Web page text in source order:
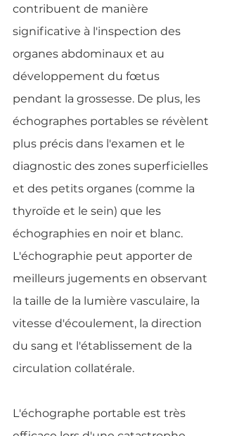
contribuent de manière
significative à l'inspection des
organes abdominaux et au
développement du fœtus
pendant la grossesse. De plus, les
échographes portables se révèlent
plus précis dans l'examen et le
diagnostic des zones superficielles
et des petits organes (comme la
thyroïde et le sein) que les
échographies en noir et blanc.
L'échographie peut apporter de
meilleurs jugements en observant
la taille de la lumière vasculaire, la
vitesse d'écoulement, la direction
du sang et l'établissement de la
circulation collatérale.
L'échographe portable est très